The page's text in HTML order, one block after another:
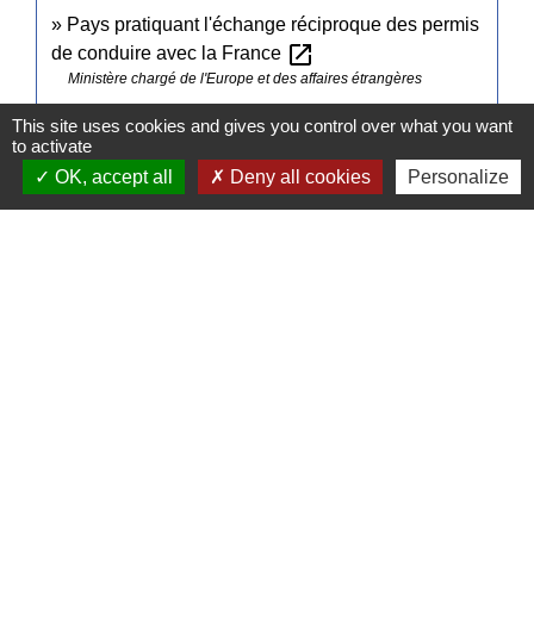
Pays pratiquant l'échange réciproque des permis
de conduire avec la France open_in_new
Ministère chargé de l'Europe et des affaires étrangères
This site uses cookies and gives you control over what you want
to activate
OK, accept all
Deny all cookies Personalize